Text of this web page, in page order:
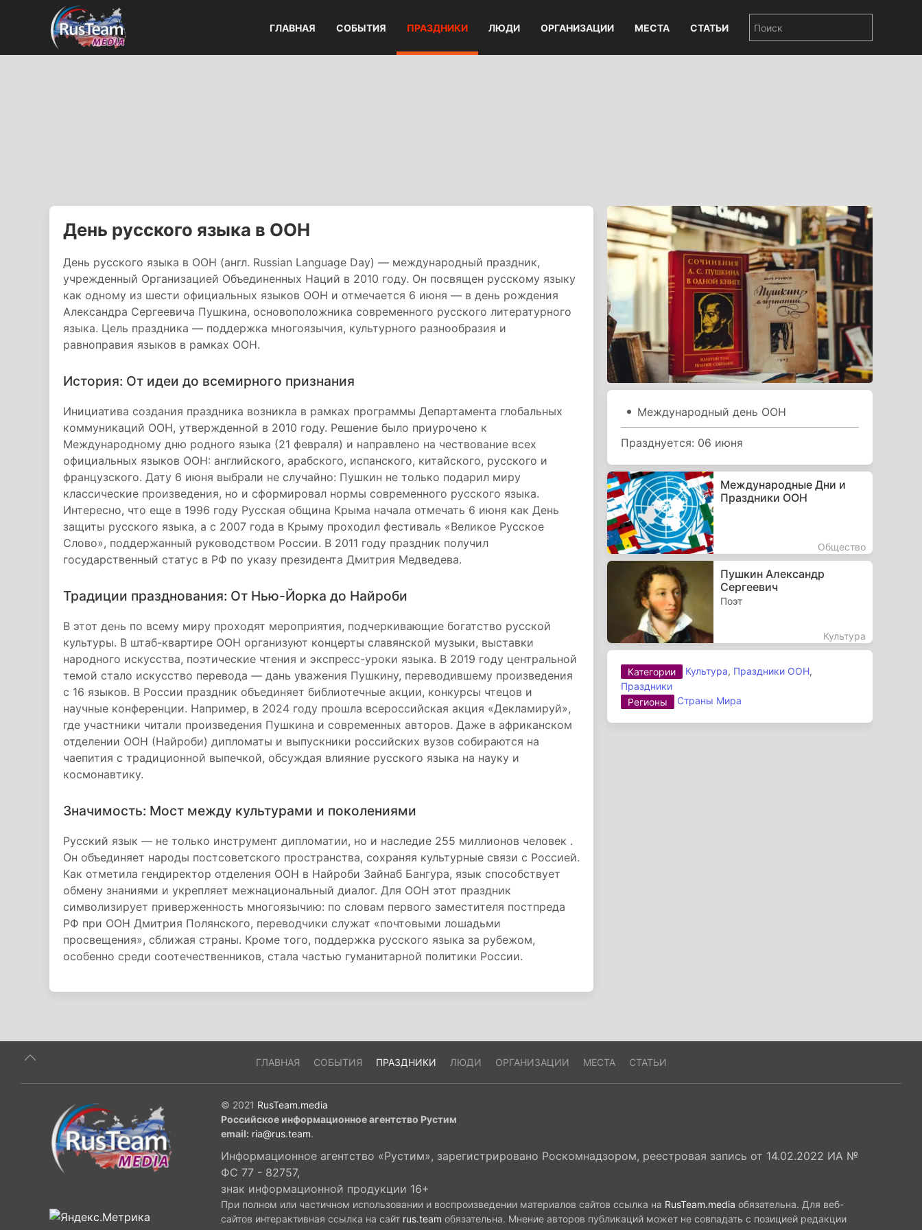
ГЛАВНАЯ СОБЫТИЯ ПРАЗДНИКИ ЛЮДИ ОРГАНИЗАЦИИ МЕСТА СТАТЬИ
День русского языка в ООН
День русского языка в ООН (англ. Russian Language Day) — международный праздник,
учрежденный Организацией Объединенных Наций в 2010 году. Он посвящен русскому языку
как одному из шести официальных языков ООН и отмечается 6 июня — в день рождения
Александра Сергеевича Пушкина, основоположника современного русского литературного
языка. Цель праздника — поддержка многоязычия, культурного разнообразия и
равноправия языков в рамках ООН.
История: От идеи до всемирного признания
Инициатива создания праздника возникла в рамках программы Департамента глобальных
коммуникаций ООН, утвержденной в 2010 году. Решение было приурочено к
Международному дню родного языка (21 февраля) и направлено на чествование всех
официальных языков ООН: английского, арабского, испанского, китайского, русского и
французского. Дату 6 июня выбрали не случайно: Пушкин не только подарил миру
классические произведения, но и сформировал нормы современного русского языка.
Интересно, что еще в 1996 году Русская община Крыма начала отмечать 6 июня как День
защиты русского языка, а с 2007 года в Крыму проходил фестиваль «Великое Русское
Слово», поддержанный руководством России. В 2011 году праздник получил
государственный статус в РФ по указу президента Дмитрия Медведева.
Традиции празднования: От Нью-Йорка до Найроби
В этот день по всему миру проходят мероприятия, подчеркивающие богатство русской
культуры. В штаб-квартире ООН организуют концерты славянской музыки, выставки
народного искусства, поэтические чтения и экспресс-уроки языка. В 2019 году центральной
темой стало искусство перевода — дань уважения Пушкину, переводившему произведения
с 16 языков. В России праздник объединяет библиотечные акции, конкурсы чтецов и
научные конференции. Например, в 2024 году прошла всероссийская акция «Декламируй»,
где участники читали произведения Пушкина и современных авторов. Даже в африканском
отделении ООН (Найроби) дипломаты и выпускники российских вузов собираются на
чаепития с традиционной выпечкой, обсуждая влияние русского языка на науку и
космонавтику.
Значимость: Мост между культурами и поколениями
Русский язык — не только инструмент дипломатии, но и наследие 255 миллионов человек .
Он объединяет народы постсоветского пространства, сохраняя культурные связи с Россией.
Как отметила гендиректор отделения ООН в Найроби Зайнаб Бангура, язык способствует
обмену знаниями и укрепляет межнациональный диалог. Для ООН этот праздник
символизирует приверженность многоязычию: по словам первого заместителя постпреда
РФ при ООН Дмитрия Полянского, переводчики служат «почтовыми лошадьми
просвещения», сближая страны. Кроме того, поддержка русского языка за рубежом,
особенно среди соотечественников, стала частью гуманитарной политики России.
Международный день ООН
Празднуется: 06 июня
Международные Дни и
Праздники ООН
Общество
Пушкин Александр
Сергеевич
Поэт
Культура
Категории Культура, Праздники ООН,
Праздники
Регионы
Страны Мира
ГЛАВНАЯ СОБЫТИЯ ПРАЗДНИКИ ЛЮДИ ОРГАНИЗАЦИИ МЕСТА СТАТЬИ
© 2021 RusTeam.media
Российское информационное агентство Рустим
email: ria@rus.team.
Информационное агентство «Рустим», зарегистрировано Роскомнадзором, реестровая запись от 14.02.2022 ИА №
ФС 77 - 82757,
знак информационной продукции 16+
При полном или частичном использовании и воспроизведении материалов сайтов ссылка на RusTeam.media обязательна. Для веб-
сайтов интерактивная ссылка на сайт rus.team обязательна. Мнение авторов публикаций может не совпадать с позицией редакции